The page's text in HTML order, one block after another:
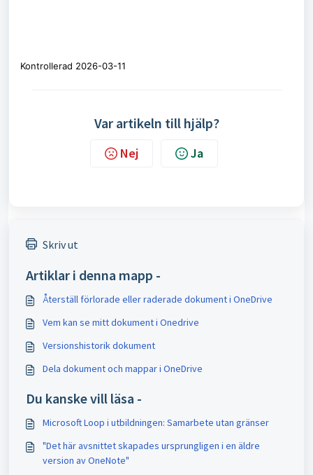
Kontrollerad 2026-03-11
Var artikeln till hjälp?
Nej Ja
Skriv ut
Artiklar i denna mapp -
Återställ förlorade eller raderade dokument i OneDrive
Vem kan se mitt dokument i Onedrive
Versionshistorik dokument
Dela dokument och mappar i OneDrive
Du kanske vill läsa -
Microsoft Loop i utbildningen: Samarbete utan gränser
"Det här avsnittet skapades ursprungligen i en äldre
version av OneNote"